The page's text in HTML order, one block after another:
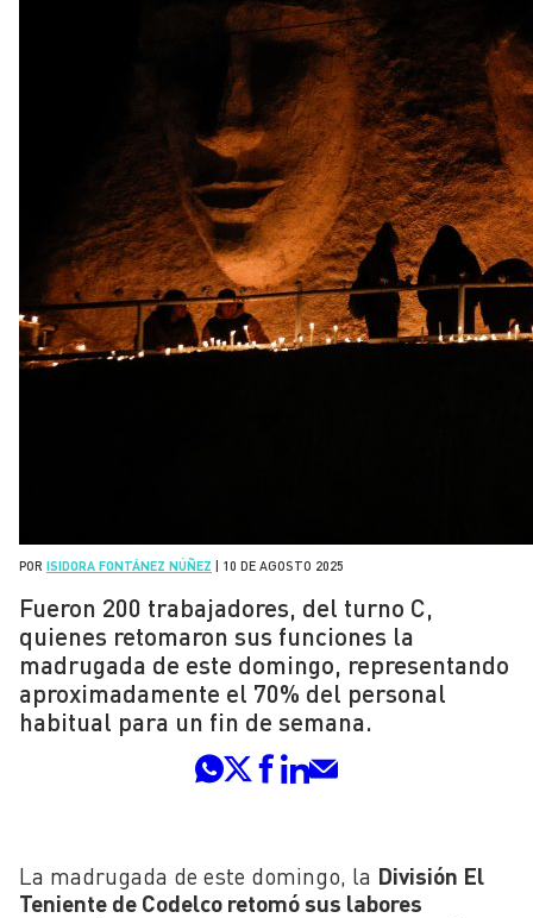
POR ISIDORA FONTÁNEZ NÚÑEZ 10 DE AGOSTO 2025
Fueron 200 trabajadores, del turno C,
quienes retomaron sus funciones la
madrugada de este domingo, representando
aproximadamente el 70% del personal
habitual para un fin de semana.
La madrugada de este domingo, la División El
Teniente de Codelco retomó sus labores